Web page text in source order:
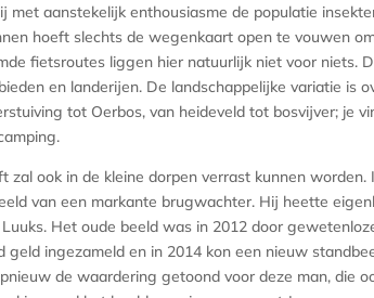
met aanstekelijk enthousiasme de populatie
hoeft slechts de wegenkaart open te vouwen
fietsroutes liggen hier natuurlijk niet voor niets.
en landerijen. De landschappelijke variatie is
tot Oerbos, van heideveld tot bosvijver; je
zal ook in de kleine dorpen verrast kunnen
van een markante brugwachter. Hij heette
Het oude beeld was in 2012 door
geld ingezameld en in 2014 kon een nieuw
de waardering getoond voor deze man, die